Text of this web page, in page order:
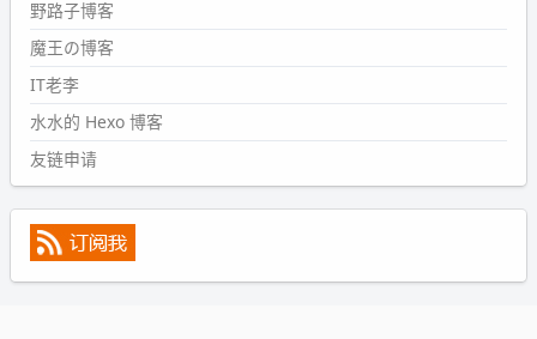
#PubWord
表，21 年 11 月底发现 B 站上线了这部，直到前几天才看
完，还是分两次看的。。接下来有五项是 2019 年的，都是
电影 —— 略长的待办列表。。
野路子博客
魔王の博客
IT老李
水水的 Hexo 博客
友链申请